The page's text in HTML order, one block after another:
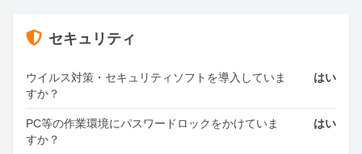
セキュリティ
ウイルス対策・セキュリティソフトを導入していま
すか？
はい
PC等の作業環境にパスワードロックをかけていま
すか？
はい